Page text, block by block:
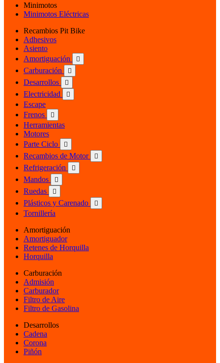
Minimotos
Minimotos Eléctricas
Recambios Pit Bike
Adhesivos
Asiento
Amortiguación

Carburación 
Desarrollos 
Electricidad 
Escape
Frenos

Herramientas
Motores
Parte Ciclo

Recambios de Motor 
Refrigeración 
Mandos 
Ruedas 
Plásticos y Carenado 
Tornillería
Amortiguación
Amortiguador
Retenes de Horquilla
Horquilla
Carburación
Admisión
Carburador
Filtro de Aire
Filtro de Gasolina
Desarrollos
Cadena
Corona
Piñón